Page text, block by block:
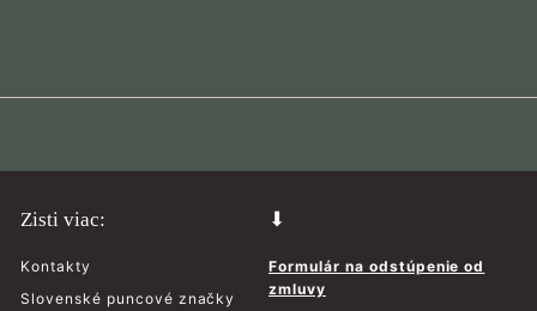
Zisti viac:
Kontakty
Slovenské puncové značky
⬇
Formulár na odstúpenie od
zmluvy